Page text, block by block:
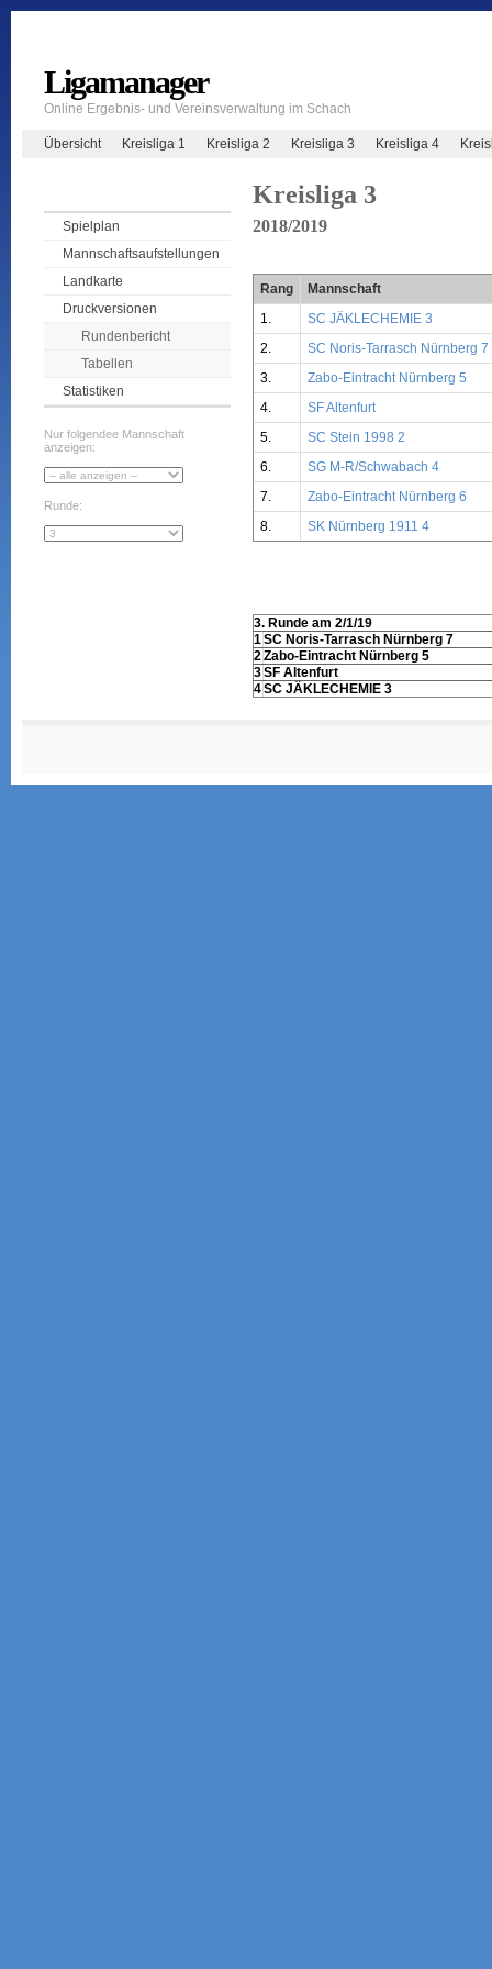
Ligamanager
Online Ergebnis- und Vereinsverwaltung im Schach
Übersicht Kreisliga 1 Kreisliga 2 Kreisliga 3 Kreisliga 4
Spielplan
Mannschaftsaufstellungen
Landkarte
Druckversionen
Rundenbericht
Tabellen
Statistiken
Nur folgendee Mannschaft
anzeigen:
Runde:
Kreisliga 3
2018/2019
Rang
Mannschaft
1.
SC JÄKLECHEMIE 3
2.
SC Noris-Tarrasch Nürnberg 7
3.
Zabo-Eintracht Nürnberg 5
4.
SF Altenfurt
5.
SC Stein 1998 2
6.
SG M-R/Schwabach 4
7.
Zabo-Eintracht Nürnberg 6
8.
SK Nürnberg 1911 4
3. Runde am 2/1/19
1 SC Noris-Tarrasch Nürnberg 7
2 Zabo-Eintracht Nürnberg 5
3SF Altenfurt
4SC JÄKLECHEMIE 3